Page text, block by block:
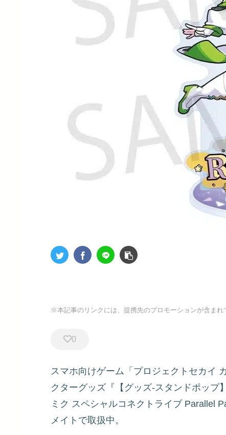
※本記事のリンクには、提携先のプロモーションが含まれ
0
スマホ向けゲーム「プロジェクトセカイ
クターグッズ『【グッズ-スタンドポップ
ミク スペシャルコネクトライブ Parallel
メイトで取扱中。